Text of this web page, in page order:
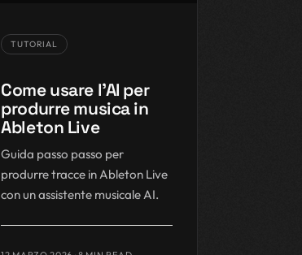
TUTORIAL
Come usare l'AI per
produrre musica in
Ableton Live
Guida passo passo per
produrre tracce in Ableton Live
con un assistente musicale AI.